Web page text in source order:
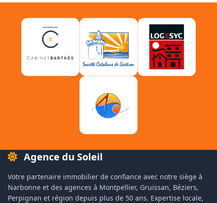
Agence du Soleil
Votre partenaire immobilier de confiance avec notre siège à
Narbonne et des agences à Montpellier, Gruissan, Béziers,
Perpignan et région depuis plus de 50 ans. Expertise locale,